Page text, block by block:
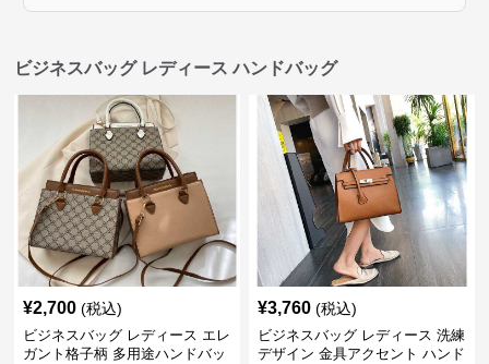
ビジネスバッグ レディース ハンドバッグ
¥2,700 (税込)
ビジネスバッグ レディース エレ
ガント格子柄 多用途ハンドバッ
¥3,760 (税込)
ビジネスバッグ レディース 洗練
デザイン 金具アクセント ハンド